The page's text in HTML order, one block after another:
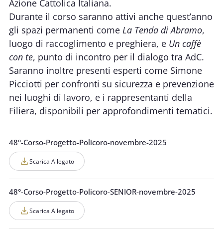
Azione Cattolica Italiana.
Durante il corso saranno attivi anche quest’anno
gli spazi permanenti come La Tenda di Abramo,
luogo di raccoglimento e preghiera, e Un caffè
con te, punto di incontro per il dialogo tra AdC.
Saranno inoltre presenti esperti come Simone
Picciotti per confronti su sicurezza e prevenzione
nei luoghi di lavoro, e i rappresentanti della
Filiera, disponibili per approfondimenti tematici.
48°-Corso-Progetto-Policoro-novembre-2025
Scarica Allegato
48°-Corso-Progetto-Policoro-SENIOR-novembre-2025
Scarica Allegato